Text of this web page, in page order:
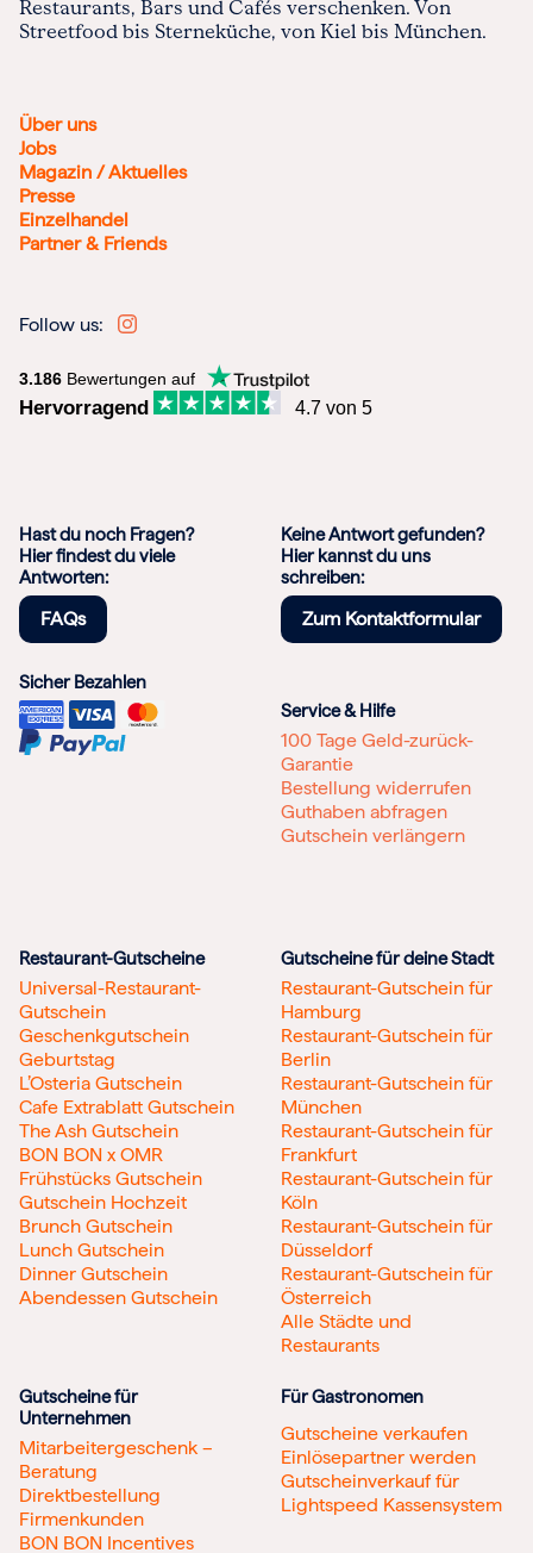
Restaurants, Bars und Cafés verschenken. Von
Streetfood bis Sterneküche, von Kiel bis München.
Über uns
Jobs
Magazin / Aktuelles
Presse
Einzelhandel
Partner & Friends
Follow us:
3.186 Bewertungen auf
Hervorragend 4.7 von 5
Hast du noch Fragen?
Hier findest du viele
Antworten:
FAQs
Keine Antwort gefunden?
Hier kannst du uns
schreiben:
Zum Kontaktformular
Sicher Bezahlen
Service & Hilfe
100 Tage Geld-zurück-
Garantie
Bestellung widerrufen
Guthaben abfragen
Gutschein verlängern
Restaurant-Gutscheine
Universal-Restaurant-
Gutschein
Geschenkgutschein
Geburtstag
L’Osteria Gutschein
Cafe Extrablatt Gutschein
The Ash Gutschein
BON BON x OMR
Frühstücks Gutschein
Gutschein Hochzeit
Brunch Gutschein
Lunch Gutschein
Dinner Gutschein
Abendessen Gutschein
Gutscheine für deine Stadt
Restaurant-Gutschein für
Hamburg
Restaurant-Gutschein für
Berlin
Restaurant-Gutschein für
München
Restaurant-Gutschein für
Frankfurt
Restaurant-Gutschein für
Köln
Restaurant-Gutschein für
Düsseldorf
Restaurant-Gutschein für
Österreich
Alle Städte und
Restaurants
Gutscheine für
Unternehmen
Mitarbeitergeschenk –
Beratung
Direktbestellung
Firmenkunden
BON BON Incentives
Für Gastronomen
Gutscheine verkaufen
Einlösepartner werden
Gutscheinverkauf für
Lightspeed Kassensystem